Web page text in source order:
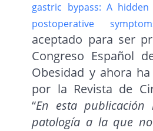
gastric bypass: A
postoperative
aceptado para ser
Congreso Español
Obesidad y ahora
por la Revista de
“En esta publicación
patología a la que